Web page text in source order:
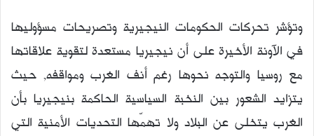
وتؤشر تحركات الحكومات النيجيرية وتصريحات مسؤوليها
في الآونة الأخيرة على أن نيجيريا مستعدة لتقوية علاقاتها
مع روسيا والتوجه نحوها رغم أنف الغرب ومواقفه, حيث
يتزايد الشعور بين النخبة السياسية الحاكمة بنيجيريا بأن
الغرب يتخلى عن البلاد ولا تهمّها التحديات الأمنية التي